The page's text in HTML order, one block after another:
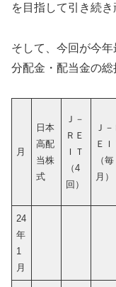
を目指して引き続き
そして、今回が今
分配金・配当金の総
月
日本
高配
当株
式
Ｊ－
ＲＥ
ＩＴ
（4
回）
Ｊ－
ＥＩ
（毎
月）
24
年
1
月